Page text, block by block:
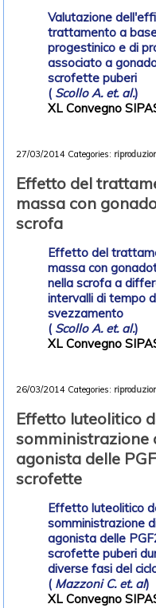
Valutazione
trattamento a
progestinico e di
associato a
scrofette puberi
(Scollo A. et. al.)
XL Convegno
27/03/2014 Categories:
Effetto del
massa con
scrofa
Effetto del
massa con
nella scrofa a
intervalli di tempo
svezzamento
(Scollo A. et. al.)
XL Convegno
26/03/2014 Categories:
Effetto luteolitico
somministrazione
agonista delle
scrofette
Effetto luteolitico
somministrazione
agonista delle
scrofette puberi
diverse fasi del
(Mazzoni C. et. al)
XL Convegno